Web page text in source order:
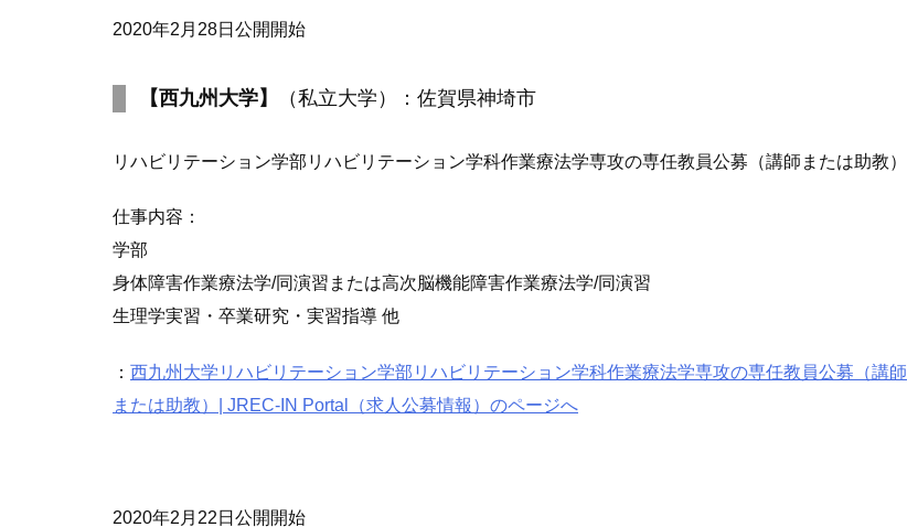
2020年2月28日公開開始
【西九州大学】 （私立大学）：佐賀県神埼市
リハビリテーション学部リハビリテーション学科作業療法学専攻の専任教員公募（講師または助教）
仕事内容：
学部
身体障害作業療法学/同演習または高次脳機能障害作業療法学/同演習
生理学実習・卒業研究・実習指導 他
： 西九州大学リハビリテーション学部リハビリテーション学科作業療法学専攻の専任教員公募（講師
または助教）| JREC-IN Portal（求人公募情報）のページへ
2020年2月22日公開開始